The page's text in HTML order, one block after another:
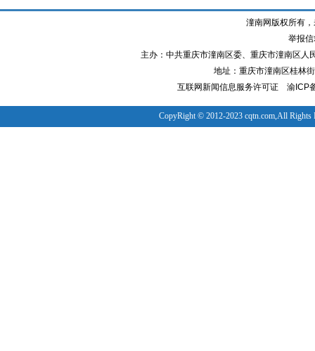
潼南网版权所有
举报
主办：中共重庆市潼南区委、重庆市潼南区
地址：重庆市潼南区桂林
互联网新闻信息服务许可证
渝ICP
CopyRight © 2012-2023 cqtn.com,All Rights